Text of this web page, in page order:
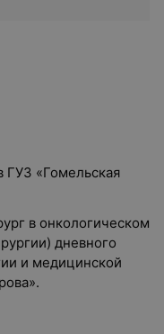
ГУЗ «Гомельская
в онкологическом
дневного
и медицинской